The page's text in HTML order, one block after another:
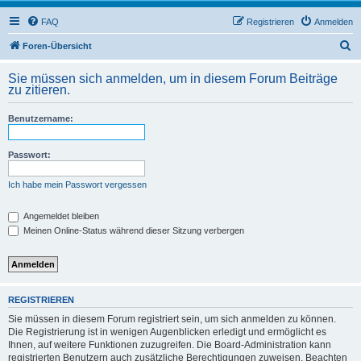
FAQ Anmelden
Registrieren
Foren-Übersicht
h
Sie müssen sich anmelden, um in diesem Forum Beiträge
zu zitieren.
Benutzername:
Passwort:
Ich habe mein Passwort vergessen
Angemeldet bleiben
Meinen Online-Status während dieser Sitzung verbergen
REGISTRIEREN
Sie müssen in diesem Forum registriert sein, um sich anmelden zu können.
Die Registrierung ist in wenigen Augenblicken erledigt und ermöglicht es
Ihnen, auf weitere Funktionen zuzugreifen. Die Board-Administration kann
registrierten Benutzern auch zusätzliche Berechtigungen zuweisen. Beachten